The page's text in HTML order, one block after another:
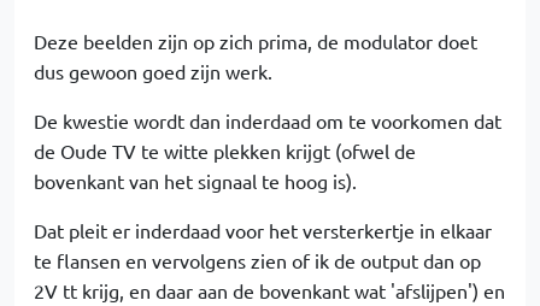
Deze beelden zijn op zich prima, de modulator doet
dus gewoon goed zijn werk.
De kwestie wordt dan inderdaad om te voorkomen dat
de Oude TV te witte plekken krijgt (ofwel de
bovenkant van het signaal te hoog is).
Dat pleit er inderdaad voor het versterkertje in elkaar
te flansen en vervolgens zien of ik de output dan op
2V tt krijg, en daar aan de bovenkant wat 'afslijpen') en